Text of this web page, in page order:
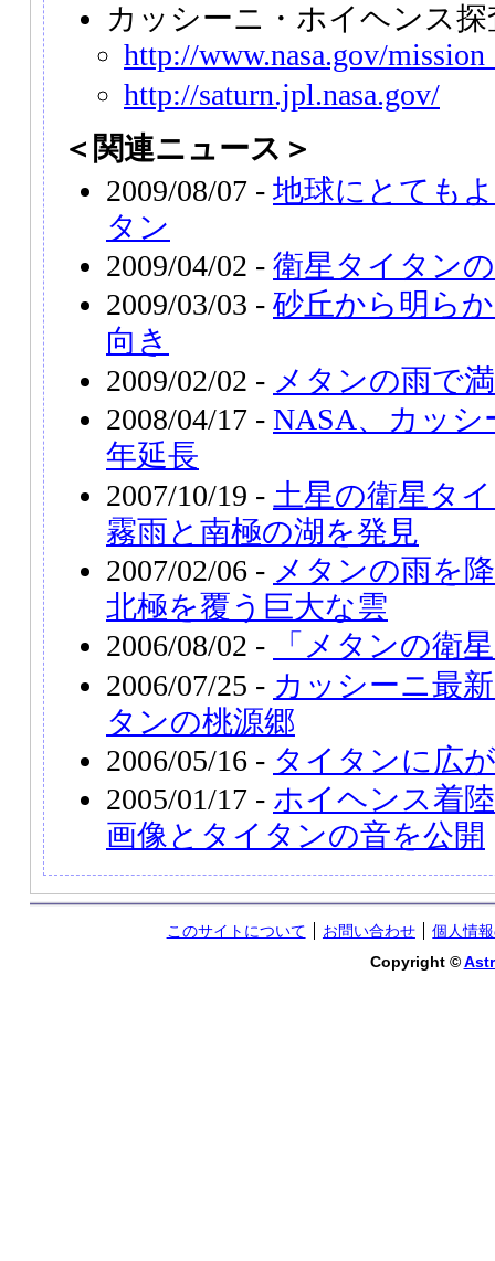
カッシーニ・ホイヘンス
http://www.nasa.gov/
http://saturn.jpl.nasa.gov/
＜関連ニュース＞
2009/08/07 - 地球にとても
タン
2009/04/02 - 衛星タイタン
2009/03/03 - 砂丘から明ら
向き
2009/02/02 - メタンの雨で
2008/04/17 - NASA、カッシ
年延長
2007/10/19 - 土星の衛星タ
霧雨と南極の湖を発見
2007/02/06 - メタンの雨を
北極を覆う巨大な雲
2006/08/02 -
「メタンの衛
2006/07/25 - カッシーニ最
タンの桃源郷
2006/05/16 - タイタンに広
2005/01/17 - ホイヘンス着
画像とタイタンの音を公開
このサイトについて お問い合わせ
個人情
Copyright ©